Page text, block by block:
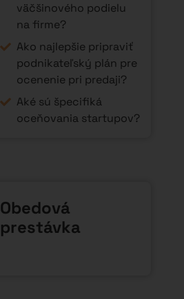
väčšinového podielu
na firme?
Ako najlepšie pripraviť
podnikateľský plán pre
ocenenie pri predaji?
Aké sú špecifiká
oceňovania startupov?
Obedová
prestávka